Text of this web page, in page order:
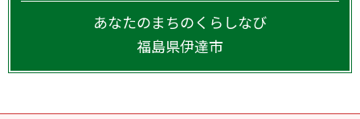
あなたのまちのくらしなび
福島県伊達市